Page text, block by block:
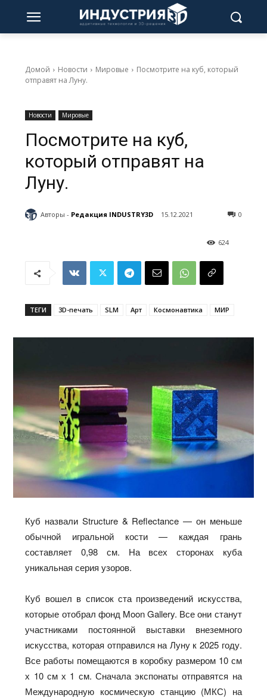
Домой Новости Мировые
Посмотрите на куб, который
отправят на Луну.
Новости Мировые
Посмотрите на куб,
который отправят на
Луну.
Авторы - Редакция INDUSTRY3D 15.12.2021 0
624
ТЕГИ 3D-печать SLM Арт Космонавтика МИР
Куб назвали Structure & Reflectance — он меньше
обычной игральной кости — каждая грань
составляет 0,98 см. На всех сторонах куба
уникальная серия узоров.
Куб вошел в список ста произведений искусства,
которые отобрал фонд Moon Gallery. Все они станут
участниками постоянной выставки внеземного
искусства, которая отправился на Луну к 2025 году.
Все работы помещаются в коробку размером 10 см
х 10 см х 1 см. Сначала экспонаты отправятся на
Международную космическую станцию (МКС) на